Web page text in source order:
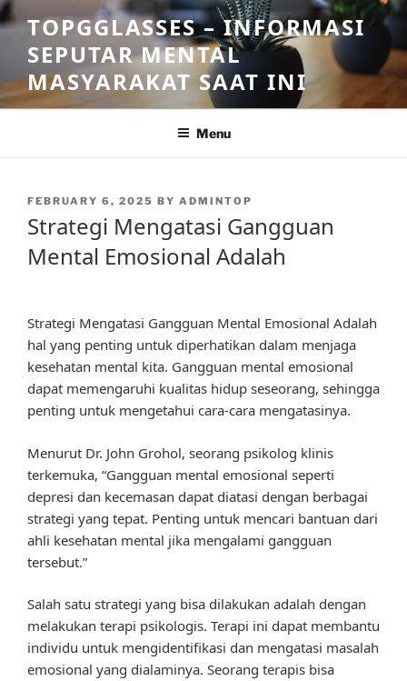
Skip
to
content
TOPGGLASSES – INFORMASI
SEPUTAR MENTAL
MASYARAKAT SAAT INI
Menu
POSTED
FEBRUARY 6, 2025 BY ADMINTOP
Strategi Mengatasi Gangguan
Mental Emosional Adalah
Strategi Mengatasi Gangguan Mental Emosional Adalah
hal yang penting untuk diperhatikan dalam menjaga
kesehatan mental kita. Gangguan mental emosional
dapat memengaruhi kualitas hidup seseorang, sehingga
penting untuk mengetahui cara-cara mengatasinya.
Menurut Dr. John Grohol, seorang psikolog klinis
terkemuka, “Gangguan mental emosional seperti
depresi dan kecemasan dapat diatasi dengan berbagai
strategi yang tepat. Penting untuk mencari bantuan dari
ahli kesehatan mental jika mengalami gangguan
tersebut.”
Salah satu strategi yang bisa dilakukan adalah dengan
melakukan terapi psikologis. Terapi ini dapat membantu
individu untuk mengidentifikasi dan mengatasi masalah
emosional yang dialaminya. Seorang terapis bisa